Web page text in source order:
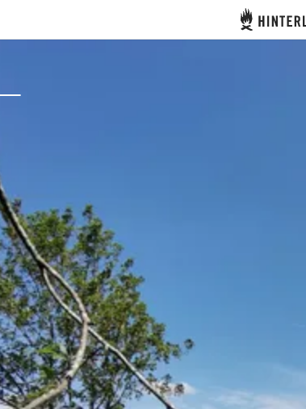
Hinterland